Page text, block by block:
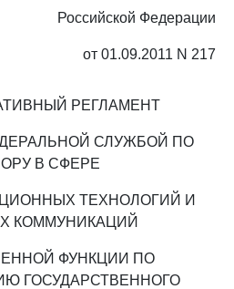
Российской Федерации
от 01.09.2011 N 217
РЕГЛАМЕНТ
СЛУЖБОЙ ПО
В СФЕРЕ
ТЕХНОЛОГИЙ И
КОММУНИКАЦИЙ
ФУНКЦИИ ПО
ГОСУДАРСТВЕННОГО